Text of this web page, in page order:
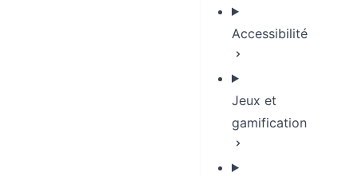
Accessibilité
Jeux et
gamification